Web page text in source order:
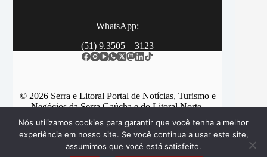
WhatsApp:
(51) 9.3505 – 3123
© 2026 Serra e Litoral Portal de Notícias, Turismo e
Negócios da Serra Gaúcha e do Litoral Norte.
Categorias Contato
Nós utilizamos cookies para garantir que você tenha a melhor
experiência em nosso site. Se você continua a usar este site,
assumimos que você está satisfeito.